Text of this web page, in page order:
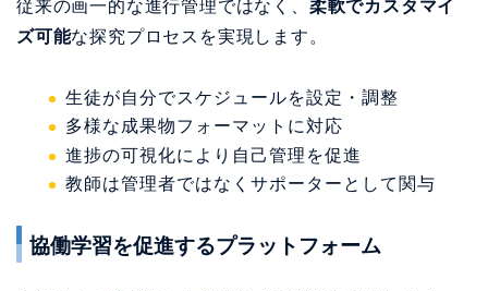
従来の画一的な進行管理ではなく、 柔軟でカスタマイ
ズ可能な探究プロセスを実現します。
生徒が自分でスケジュールを設定・調整
多様な成果物フォーマットに対応
進捗の可視化により自己管理を促進
教師は管理者ではなくサポーターとして関与
協働学習を促進するプラットフォーム